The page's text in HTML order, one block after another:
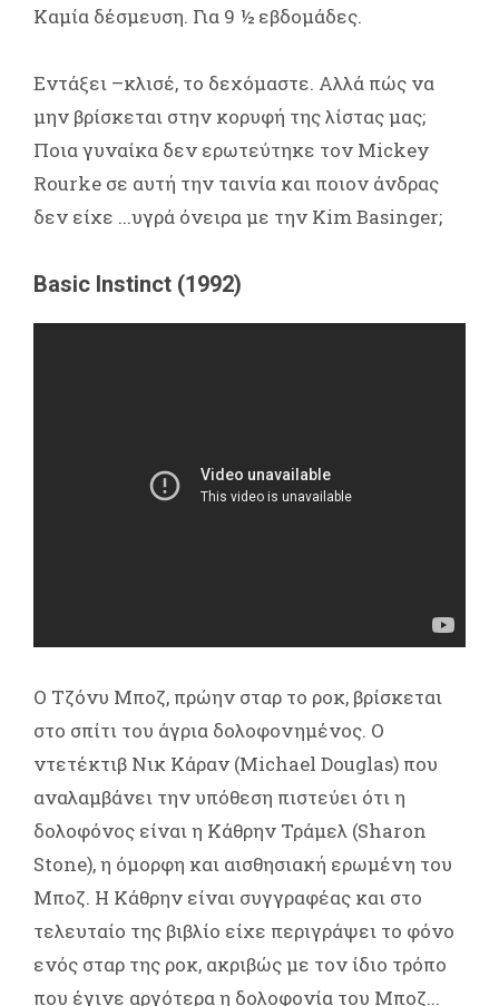
Καμία δέσμευση. Για 9 ½ εβδομάδες.
Εντάξει –κλισέ, το δεχόμαστε. Αλλά πώς να
μην βρίσκεται στην κορυφή της λίστας μας;
Ποια γυναίκα δεν ερωτεύτηκε τον Mickey
Rourke σε αυτή την ταινία και ποιον άνδρας
δεν είχε ...υγρά όνειρα με την Kim Basinger;
Basic Instinct (1992)
Ο Τζόνυ Μποζ, πρώην σταρ το ροκ, βρίσκεται
στο σπίτι του άγρια δολοφονημένος. Ο
ντετέκτιβ Νικ Κάραν (Michael Douglas) που
αναλαμβάνει την υπόθεση πιστεύει ότι η
δολοφόνος είναι η Κάθρην Τράμελ (Sharon
Stone), η όμορφη και αισθησιακή ερωμένη του
Μποζ. Η Κάθρην είναι συγγραφέας και στο
τελευταίο της βιβλίο είχε περιγράψει το φόνο
ενός σταρ της ροκ, ακριβώς με τον ίδιο τρόπο
που έγινε αργότερα η δολοφονία του Μποζ...